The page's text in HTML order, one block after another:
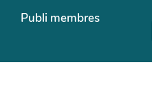
Publi membres